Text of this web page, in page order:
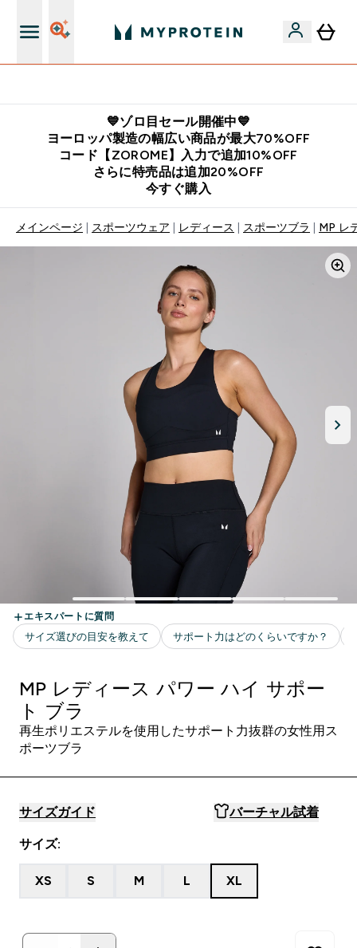
💙ゾロ目セール開催中💙
ヨーロッパ製造の幅広い商品が最大70%OFF
コード【ZOROME】入力で追加10%OFF
さらに特売品は追加20%OFF
今すぐ購入
メインページ スポーツウェア レディース スポーツブラ MP レ
MP レディース パワー ハイ サポー
ト ブラ
再生ポリエステルを使用したサポート力抜群の女性用ス
ポーツブラ
サイズガイド バーチャル試着
サイズ:
XS S M L XL